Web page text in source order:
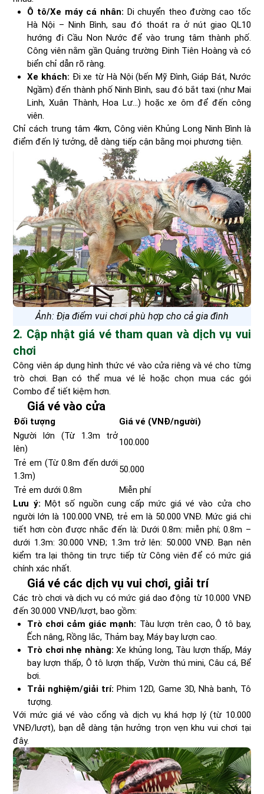
Ô tô/Xe máy cá nhân: Di chuyển theo đường cao tốc
Hà Nội – Ninh Bình, sau đó thoát ra ở nút giao QL10
hướng đi Cầu Non Nước để vào trung tâm thành phố.
Công viên nằm gần Quảng trường Đinh Tiên Hoàng và có
biển chỉ dẫn rõ ràng.
Xe khách: Đi xe từ Hà Nội (bến Mỹ Đình, Giáp Bát, Nước
Ngầm) đến thành phố Ninh Bình, sau đó bắt taxi (như Mai
Linh, Xuân Thành, Hoa Lư...) hoặc xe ôm để đến công
viên.
Chỉ cách trung tâm 4km, Công viên Khủng Long Ninh Bình là
điểm đến lý tưởng, dễ dàng tiếp cận bằng mọi phương tiện.
Ảnh: Địa điểm vui chơi phù hợp cho cả gia đình
2. Cập nhật giá vé tham quan và dịch vụ vui
chơi
Công viên áp dụng hình thức vé vào cửa riêng và vé cho từng
trò chơi. Bạn có thể mua vé lẻ hoặc chọn mua các gói
Combo để tiết kiệm hơn.
Giá vé vào cửa
Đối tượng
Giá vé (VNĐ/người)
Người lớn (Từ 1.3m trở
lên)
100.000
Trẻ em (Từ 0.8m đến dưới
1.3m)
50.000
Trẻ em dưới 0.8m
Miễn phí
Lưu ý: Một số nguồn cung cấp mức giá vé vào cửa cho
người lớn là 100.000 VNĐ, trẻ em là 50.000 VNĐ. Mức giá chi
tiết hơn còn được nhắc đến là: Dưới 0.8m: miễn phí; 0.8m –
dưới 1.3m: 30.000 VNĐ; 1.3m trở lên: 50.000 VNĐ. Bạn nên
kiểm tra lại thông tin trực tiếp từ Công viên để có mức giá
chính xác nhất.
Giá vé các dịch vụ vui chơi, giải trí
Các trò chơi và dịch vụ có mức giá dao động từ 10.000 VNĐ
đến 30.000 VNĐ/lượt, bao gồm:
Trò chơi cảm giác mạnh: Tàu lượn trên cao, Ô tô bay,
Ếch nâng, Rồng lắc, Thảm bay, Máy bay lượn cao.
Trò chơi nhẹ nhàng: Xe khủng long, Tàu lượn thấp, Máy
bay lượn thấp, Ô tô lượn thấp, Vườn thú mini, Câu cá, Bể
bơi.
Trải nghiệm/giải trí: Phim 12D, Game 3D, Nhà banh, Tô
tượng.
Với mức giá vé vào cổng và dịch vụ khá hợp lý (từ 10.000
VNĐ/lượt), bạn dễ dàng tận hưởng trọn vẹn khu vui chơi tại
đây.